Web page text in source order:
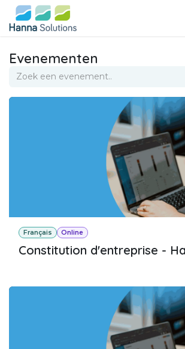
Overslaan naar inhoud
Evenementen
Français Online
Constitution d'entreprise -